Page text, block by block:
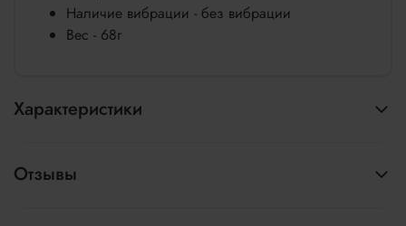
Наличие вибрации - без вибрации
Вес - 68г
Характеристики
Отзывы